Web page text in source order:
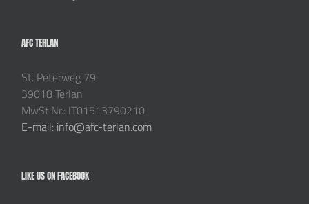
AFC TERLAN
St. Peterweg 79
39018 Terlan
MwSt.Nr.: IT01513790210
E-mail: info@afc-terlan.com
LIKE US ON FACEBOOK